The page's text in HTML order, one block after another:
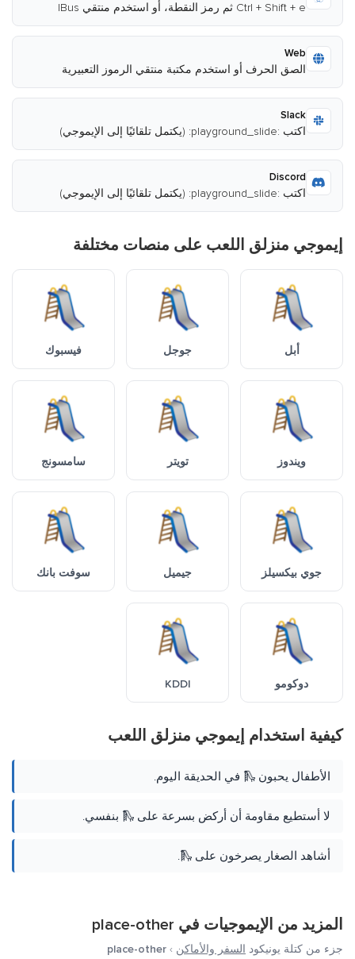
Ctrl + Shift + e ثم رمز النقطة، أو استخدم منتقي IBus
Web
الصق الحرف أو استخدم مكتبة منتقي الرموز التعبيرية
Slack
اكتب :playground_slide: (يكتمل تلقائيًا إلى الإيموجي)
Discord
اكتب :playground_slide: (يكتمل تلقائيًا إلى الإيموجي)
إيموجي منزلق اللعب على منصات مختلفة
أبل جوجل فيسبوك
ويندوز تويتر سامسونج
جوي بيكسيلز جيميل سوفت بانك
دوكومو KDDI
كيفية استخدام إيموجي منزلق اللعب
الأطفال يحبون 🛝 في الحديقة اليوم.
لا أستطيع مقاومة أن أركض بسرعة على 🛝 بنفسي.
أشاهد الصغار يصرخون على 🛝.
المزيد من الإيموجيات في place-other
جزء من كتلة يونيكود السفر والأماكن ›
place-other